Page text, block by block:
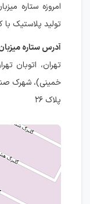
امروزه ستاره
تولید پلاستیک با
آدرس ستاره
تهران، اتوبان
پلاک ۲۶